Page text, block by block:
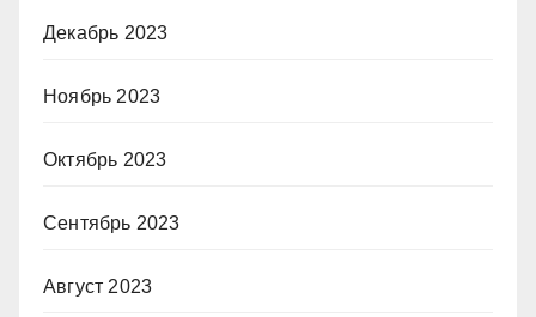
Декабрь 2023
Ноябрь 2023
Октябрь 2023
Сентябрь 2023
Август 2023